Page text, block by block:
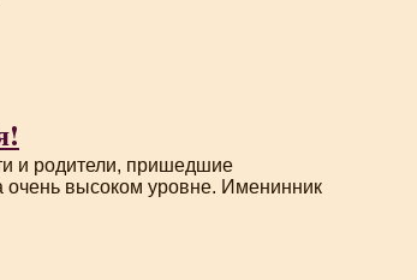
и родители, пришедшие
очень высоком уровне. Именинник